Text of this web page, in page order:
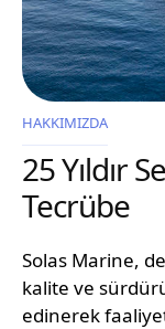
HAKKIMIZDA
25 Yıldır
Tecrübe
Solas Marine,
kalite ve
edinerek